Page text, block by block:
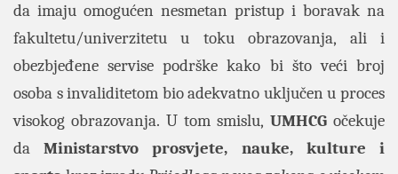
da imaju omogućen nesmetan pristup i boravak na
fakultetu/univerzitetu u toku obrazovanja, ali i
obezbjeđene servise podrške kako bi što veći broj
osoba s invaliditetom bio adekvatno uključen u proces
visokog obrazovanja. U tom smislu, UMHCGočekuje
daMinistarstvo prosvjete, nauke, kulture i